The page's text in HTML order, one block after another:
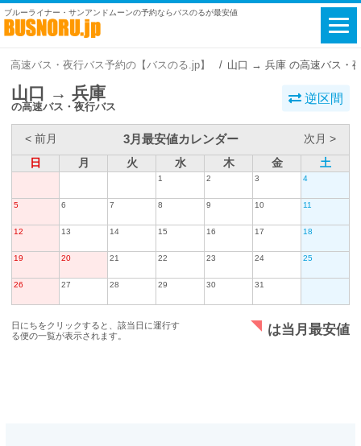
ブルーライナー・サンアンドムーンの予約ならバスのるが最安値
高速バス・夜行バス予約の【バスのる.jp】 山口 → 兵庫 の高速バス・
山口 → 兵庫
の高速バス・夜行バス
逆区間
< 前月 3月最安値カレンダー
次月 >
日
月 火 水 木 金 土
1 2 3 4
5 6 7 8 9 10 11
12 13 14 15 16 17 18
19 20 21 22 23 24 25
26 27 28 29 30 31
日にちをクリックすると、該当日に運行す
る便の一覧が表示されます。
は当月最安値